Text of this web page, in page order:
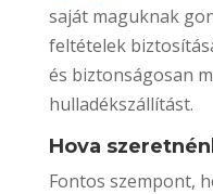
saját maguknak
feltételek
és biztonságosan
hulladékszállítást.
Hova
Fontos szempont,